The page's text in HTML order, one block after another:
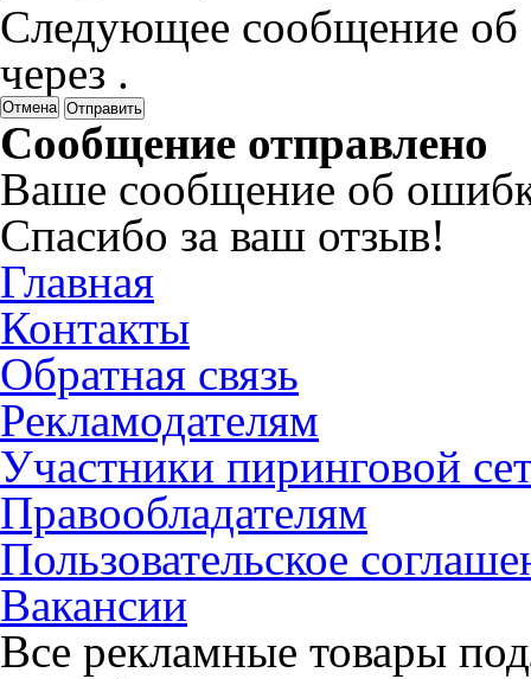
Следующее сообщение об
через .
Отмена
Сообщение отправлено
Ваше сообщение об
Спасибо за ваш отзыв!
Главная
Контакты
Обратная связь
Рекламодателям
Участники пиринговой
Правообладателям
Пользовательское
Вакансии
Все рекламные товары